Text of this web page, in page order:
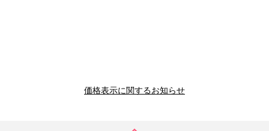
価格表示に関するお知らせ